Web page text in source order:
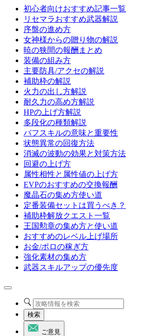
初心者向けおすすめ記事一覧
リセマラおすすめ武器解説
序盤の進め方
女神様からの贈り物の解説
暁の狭間の報酬まとめ
装備の組み方
主要防具/アクセの解説
補助枠の解説
火力の出し方解説
耐久力の高め方解説
HPの上げ方解説
多段化の種類解説
バフスキルの意味と重要性
状態異常の回復方法
消滅の波動の効果と対策方法
回避の上げ方
属性相性と属性値の上げ方
EVPのおすすめの交換報酬
魔晶石の集め方使い道
定番装備セットは買うべき？
補助枠解放クエスト一覧
王国勲章の集め方と使い道
おすすめのレベル上げ場所
お金/ポロの稼ぎ方
強化素材の集め方
武器スキルアップの優先度
検索
ご意見